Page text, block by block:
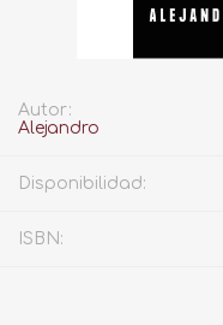
Autor:
Alejandro
Disponibilidad:
ISBN: